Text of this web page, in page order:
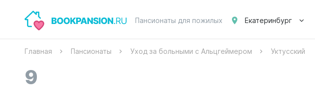
Пансионаты для пожилых Екатеринбург
Главная Пансионаты Уход за больными с Альцгеймером Уктусский
9